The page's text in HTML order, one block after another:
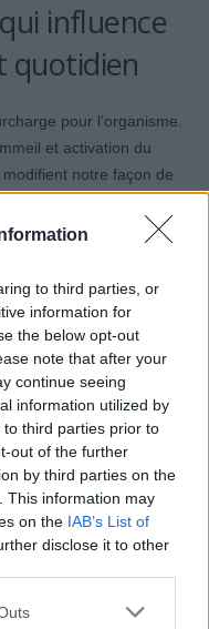
to third parties, or
information for
the below opt-out
note that after your
continue seeing
information utilized by
third parties prior to
out of the further
by third parties on the
This information may
on the IAB’s List of
disclose it to other
influence
quotidien
pour l’organisme.
et activation du
notre façon de
agressions.
inversé. Le sommeil,
retrouver un équilibre.
s’il est normal, devient
comme la chaleur. Mieux
certains
Article suivant
Vieillir en s’améliorant :